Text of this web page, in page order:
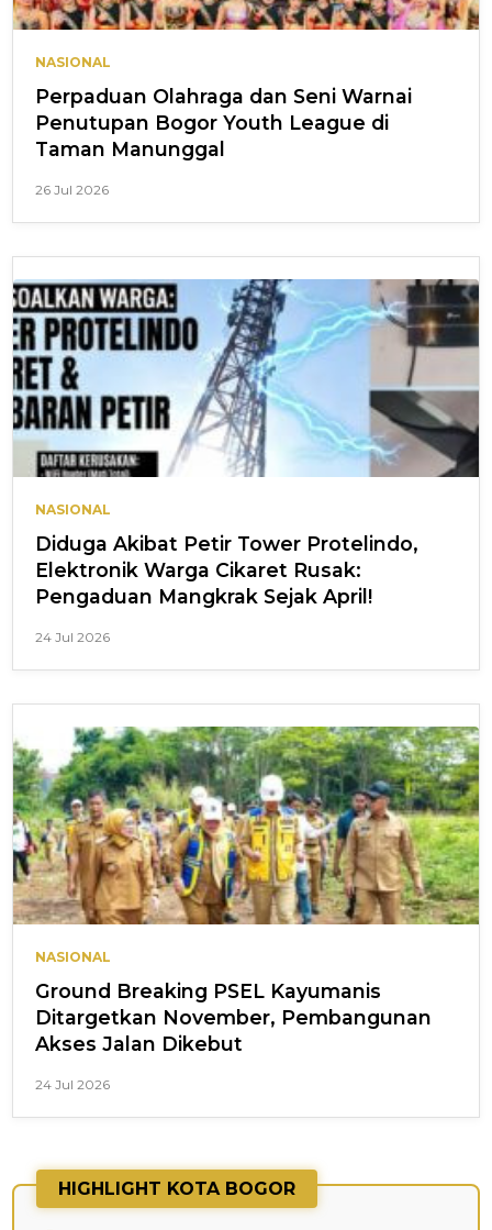
NASIONAL
Perpaduan Olahraga dan Seni Warnai
Penutupan Bogor Youth League di
Taman Manunggal
26 Jul 2026
NASIONAL
Diduga Akibat Petir Tower Protelindo,
Elektronik Warga Cikaret Rusak:
Pengaduan Mangkrak Sejak April!
24 Jul 2026
NASIONAL
Ground Breaking PSEL Kayumanis
Ditargetkan November, Pembangunan
Akses Jalan Dikebut
24 Jul 2026
HIGHLIGHT KOTA BOGOR